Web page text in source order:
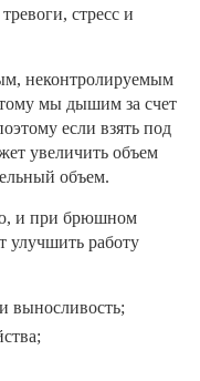
стресс и
неконтролируемым
мы дышим за счет
если взять под
увеличить объем
объем.
и при брюшном
улучшить работу
выносливость;